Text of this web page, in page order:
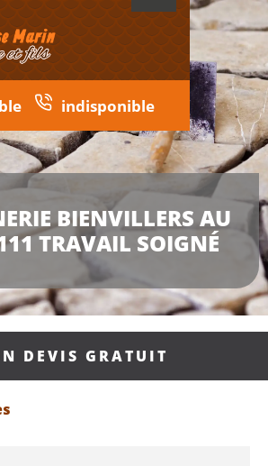
indisponible
BIENVILLERS AU
TRAVAIL SOIGNÉ
DEVIS GRATUIT